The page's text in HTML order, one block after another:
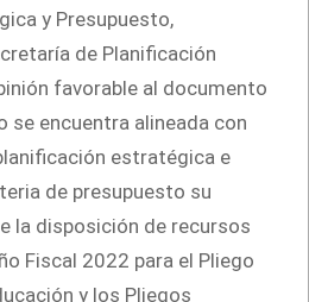
y Presupuesto,
de Planificación
favorable al documento
se encuentra alineada con
estratégica e
de presupuesto su
la disposición de recursos
Fiscal 2022 para el Pliego
y los Pliegos